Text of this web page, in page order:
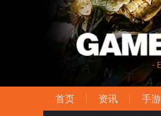
首页 资讯 手游